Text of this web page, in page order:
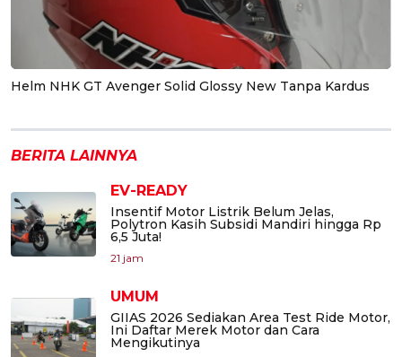
Helm NHK GT Avenger Solid Glossy New Tanpa Kardus
BERITA LAINNYA
EV-READY
Insentif Motor Listrik Belum Jelas,
Polytron Kasih Subsidi Mandiri hingga Rp
6,5 Juta!
21 jam
UMUM
GIIAS 2026 Sediakan Area Test Ride Motor,
Ini Daftar Merek Motor dan Cara
Mengikutinya